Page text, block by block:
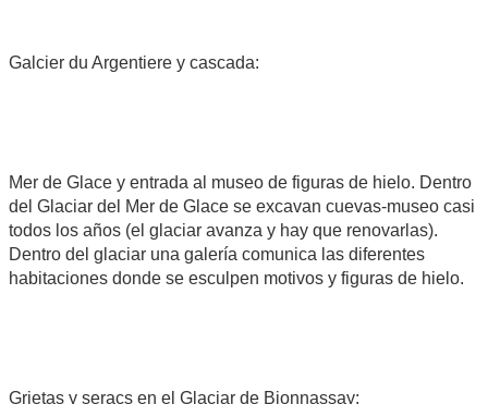
Galcier du Argentiere y cascada:
Mer de Glace y entrada al museo de figuras de hielo. Dentro
del Glaciar del Mer de Glace se excavan cuevas-museo casi
todos los años (el glaciar avanza y hay que renovarlas).
Dentro del glaciar una galería comunica las diferentes
habitaciones donde se esculpen motivos y figuras de hielo.
Grietas y seracs en el Glaciar de Bionnassay: